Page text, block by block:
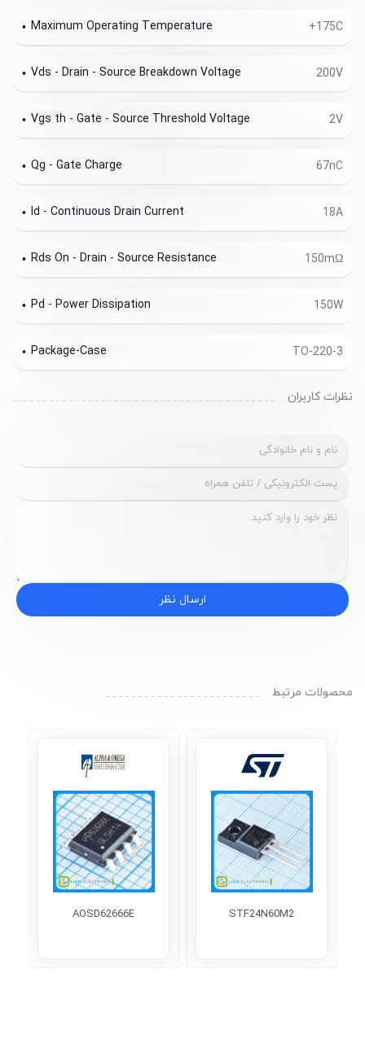
+175C
Maximum Operating Temperature
200V
Vds - Drain - Source Breakdown Voltage
2V
Vgs th - Gate - Source Threshold Voltage
67nC
Qg - Gate Charge
18A
Id - Continuous Drain Current
150mΩ
Rds On - Drain - Source Resistance
150W
Pd - Power Dissipation
TO-220-3
Package-Case
نظرات کاربران
ارسال نظر
محصولات مرتبط
STF24N60M2
AOSD62666E